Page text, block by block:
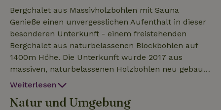
Bergchalet aus Massivholzbohlen mit Sauna
Genieße einen unvergesslichen Aufenthalt in dieser
besonderen Unterkunft - einem freistehenden
Bergchalet aus naturbelassenen Blockbohlen auf
1400m Höhe. Die Unterkunft wurde 2017 aus
massiven, naturbelassenen Holzbohlen neu gebaut.
Dabei wurde besonderes Augenmerk auf eine
Haus verfügt über ein EG sowie ein OG. Im EG
Weiterlesen
Natur und Umgebung